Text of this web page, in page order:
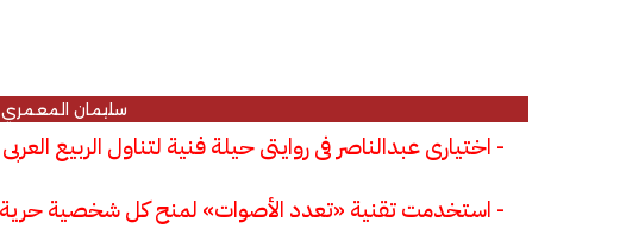
سليمان المعمري
- اختيارى عبدالناصر فى روايتى حيلة فنية لتناول الربيع العربى
- استخدمت تقنية «تعدد الأصوات» لمنح كل شخصية حرية